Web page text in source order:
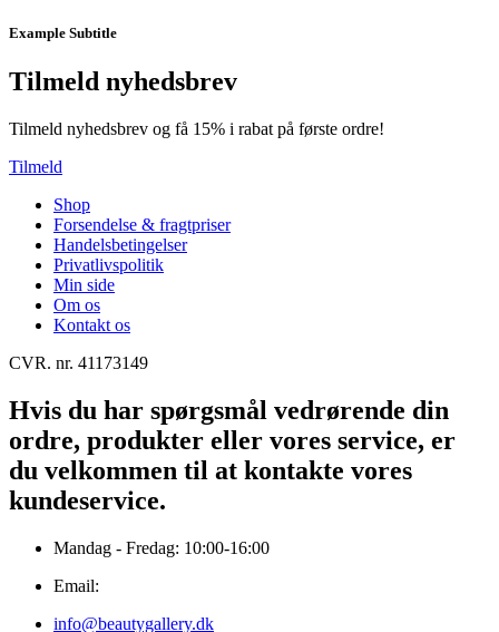
Example Subtitle
Tilmeld nyhedsbrev
Tilmeld nyhedsbrev og få 15% i rabat på første ordre!
Tilmeld
Shop
Forsendelse & fragtpriser
Handelsbetingelser
Privatlivspolitik
Min side
Om os
Kontakt os
CVR. nr. 41173149
Hvis du har spørgsmål vedrørende din
ordre, produkter eller vores service, er
du velkommen til at kontakte vores
kundeservice.
Mandag - Fredag: 10:00-16:00
Email:
info@beautygallery.dk